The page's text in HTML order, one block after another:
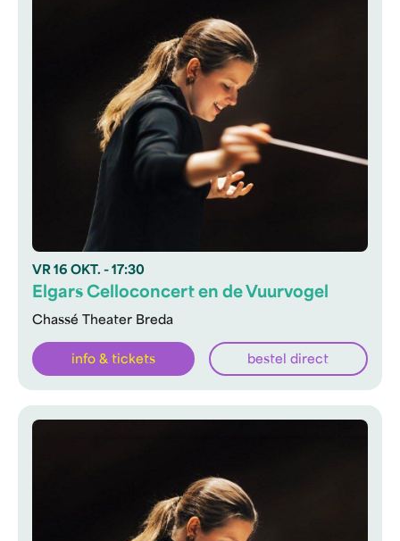
VR 16 OKT. - 17:30
Chassé Theater Breda
Elgars Celloconcert en de Vuurvogel
info & tickets bestel direct